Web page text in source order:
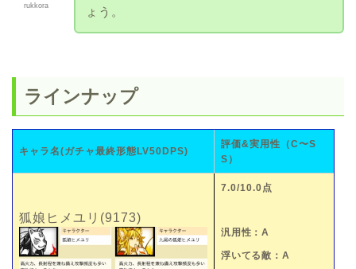
rukkora
ょう。
ラインナップ
キャラ名(ガチャ最終形態LV50DPS)
評価&実用性（C〜S
S）
狐娘ヒメユリ(9173)
7.0/10.0点
汎用性：A
浮いてる敵：A